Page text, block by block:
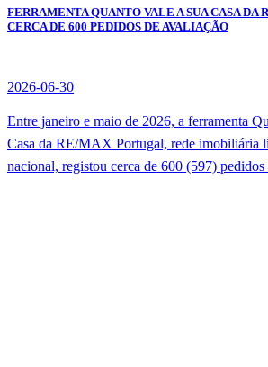
FERRAMENTA QUANTO VALE A SUA CASA DA
CERCA DE 600 PEDIDOS DE AVALIAÇÃO
2026-06-30
Entre janeiro e maio de 2026, a ferramenta
Casa da RE/MAX Portugal, rede imobiliária
nacional, registou cerca de 600 (597) pedidos